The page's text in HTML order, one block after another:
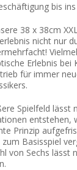
bis
38 x 38cm
nicht nur
Erlebnis bei
für immer
Spielfeld lässt
entstehen,
Prinzip
zum Basisspiel
von Sechs lässt